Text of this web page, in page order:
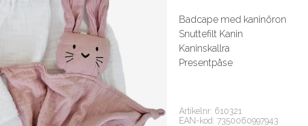
Badcape med kaninöron
Snuttefilt Kanin
Kaninskallra
Presentpåse
Artikelnr: 610321
EAN-kod: 7350060997943